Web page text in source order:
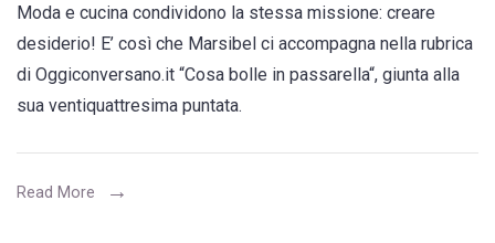
“Nel
2026
si
Moda e cucina condividono la stessa missione: creare
desiderio! E’ così che Marsibel ci accompagna nella rubrica
di Oggiconversano.it “Cosa bolle in passarella“, giunta alla
sua ventiquattresima puntata.
Read More